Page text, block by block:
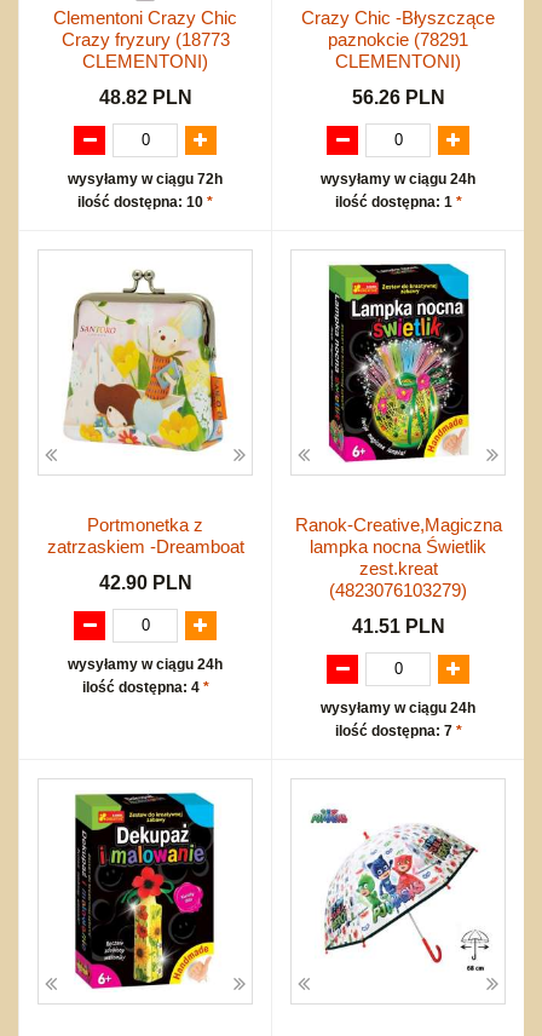
Clementoni Crazy Chic
Crazy fryzury (18773
CLEMENTONI)
48.82 PLN
wysyłamy w ciągu 72h
ilość dostępna: 10 *
Crazy Chic -Błyszczące
paznokcie (78291
CLEMENTONI)
56.26 PLN
wysyłamy w ciągu 24h
ilość dostępna: 1 *
Portmonetka z
zatrzaskiem -Dreamboat
42.90 PLN
wysyłamy w ciągu 24h
ilość dostępna: 4 *
Ranok-Creative,Magiczna
lampka nocna Świetlik
zest.kreat
(4823076103279)
41.51 PLN
wysyłamy w ciągu 24h
ilość dostępna: 7 *